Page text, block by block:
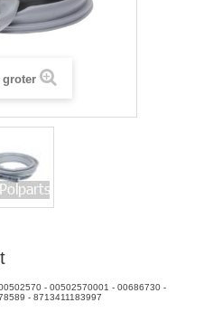
groter
- 00502570001 - 00686730 -
- 8713411183997